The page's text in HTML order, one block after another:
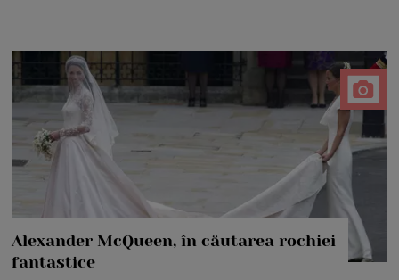
Alexander McQueen, în căutarea rochiei
fantastice